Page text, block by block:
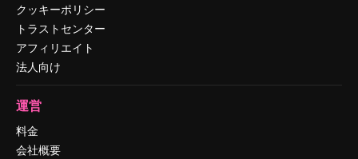
クッキーポリシー
トラストセンター
アフィリエイト
法人向け
運営
料金
会社概要